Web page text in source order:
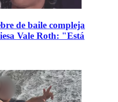
de baile compleja
Vale Roth: "Está